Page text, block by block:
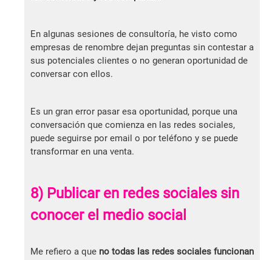
En algunas sesiones de consultoría, he visto como
empresas de renombre dejan preguntas sin contestar a
sus potenciales clientes o no generan oportunidad de
conversar con ellos.
Es un gran error pasar esa oportunidad, porque una
conversación que comienza en las redes sociales,
puede seguirse por email o por teléfono y se puede
transformar en una venta.
8) Publicar en redes sociales sin
conocer el medio social
Me refiero a que no todas las redes sociales funcionan